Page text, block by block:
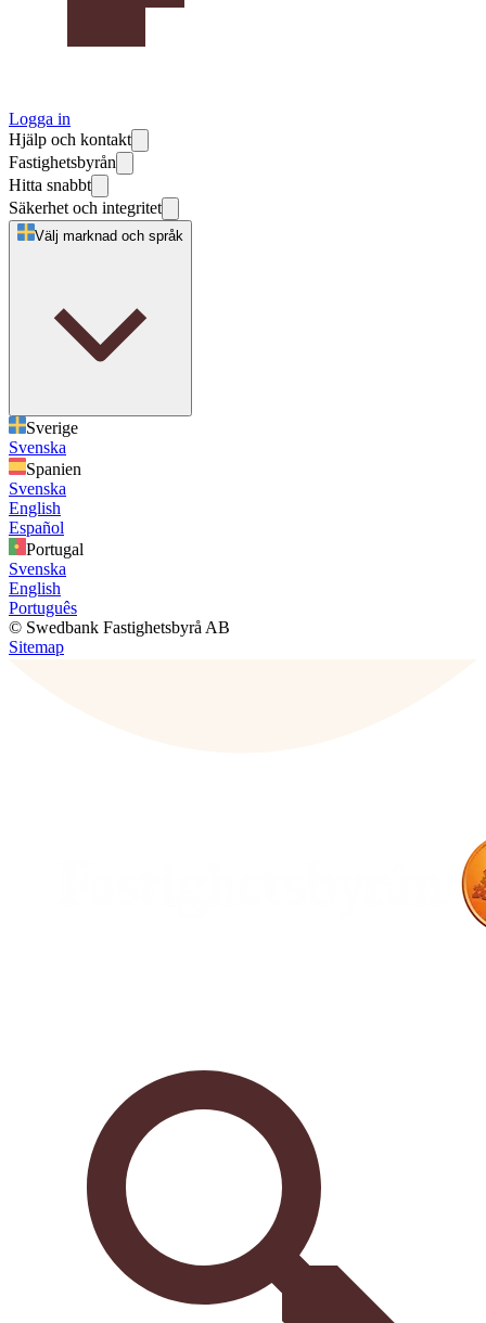
Logga in
Hjälp och kontakt
Fastighetsbyrån
Hitta snabbt
Säkerhet och integritet
Välj marknad och språk
Sverige
Svenska
Spanien
Svenska
English
Español
Portugal
Svenska
English
Português
© Swedbank Fastighetsbyrå AB
Sitemap